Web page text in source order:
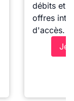
débits et
offres
d'accès.
Je